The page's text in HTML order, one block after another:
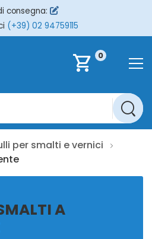
consegna:
(+39) 02 94759115
shopping_cart 0
per smalti e vernici
A